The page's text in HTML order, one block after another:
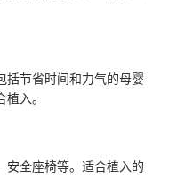
括节省时间和力气的母婴
入。
安全座椅等。适合植入的